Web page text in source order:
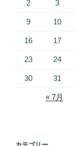
2 3
9 10
16 17
23 24
30 31
« 7月